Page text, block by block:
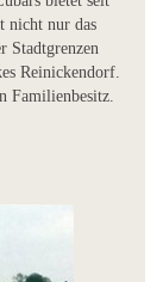
nicht nur das
Stadtgrenzen
Reinickendorf.
Familienbesitz.